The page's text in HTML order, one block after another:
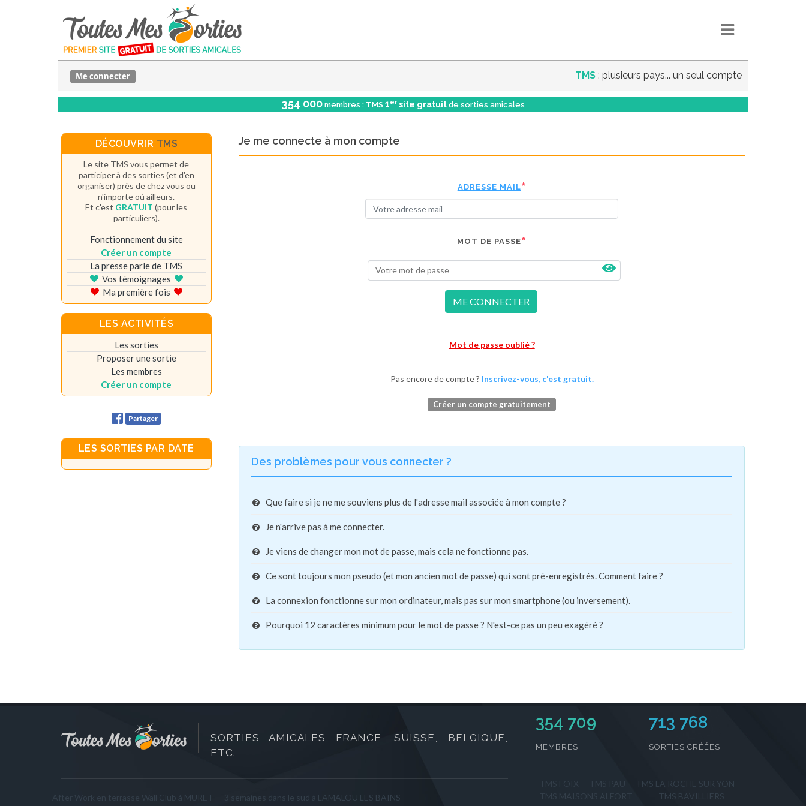
TMS : plusieurs pays... un seul compte
Me connecter
354 000 membres : TMS 1er site gratuit de sorties amicales
Je me connecte à mon compte
ADRESSE MAIL
MOT DE PASSE
ME CONNECTER
Mot de passe oublié ?
Pas encore de compte ? Inscrivez-vous, c'est gratuit.
Créer un compte gratuitement
Des problèmes pour vous connecter ?
Que faire si je ne me souviens plus de l'adresse mail associée à mon compte ?
Je n'arrive pas à me connecter.
Je viens de changer mon mot de passe, mais cela ne fonctionne pas.
Ce sont toujours mon pseudo (et mon ancien mot de passe) qui sont pré-enregistrés. Comment faire ?
La connexion fonctionne sur mon ordinateur, mais pas sur mon smartphone (ou inversement).
Pourquoi 12 caractères minimum pour le mot de passe ? N'est-ce pas un peu exagéré ?
DÉCOUVRIR TMS
Le site TMS vous permet de
participer à des sorties (et d'en
organiser) près de chez vous ou
n'importe où ailleurs.
Et c'est GRATUIT (pour les
particuliers).
Fonctionnement du site
Créer un compte
La presse parle de TMS
Vos témoignages
Ma première fois
LES ACTIVITÉS
Les sorties
Proposer une sortie
Les membres
Créer un compte
Partager
LES SORTIES PAR DATE
SORTIES AMICALES FRANCE, SUISSE, BELGIQUE,
ETC.
After Work en terrasse Wall Club à MURET
3 semaines dans le sud à LAMALOU LES BAINS
354 709
MEMBRES
713 768
SORTIES CRÉÉES
TMS LA ROCHE SUR YON
TMS BAVILLIERS